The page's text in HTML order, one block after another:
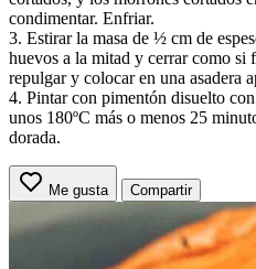
condimentar. Enfriar.
3. Estirar la masa de ½ cm de
huevos a la mitad y cerrar como si
repulgar y colocar en una asadera
4. Pintar con pimentón disuelto
unos 180ºC más o menos 25
dorada.
Me gusta Compartir